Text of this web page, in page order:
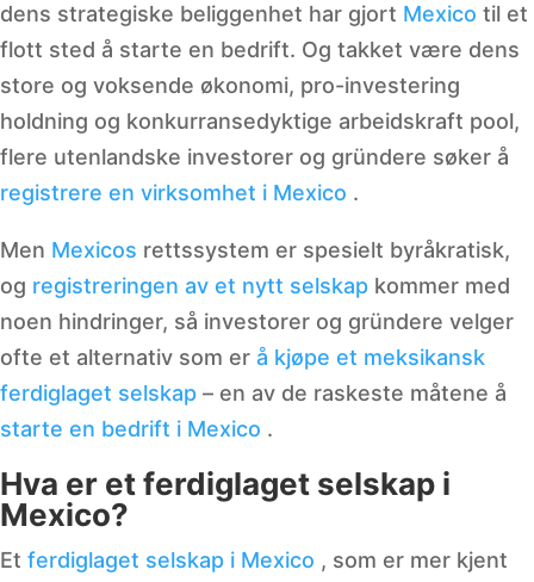
dens strategiske beliggenhet har gjort Mexico til et
flott sted å starte en bedrift. Og takket være dens
store og voksende økonomi, pro-investering
holdning og konkurransedyktige arbeidskraft pool,
flere utenlandske investorer og gründere søker å
registrere en virksomhet i Mexico .
Men Mexicos rettssystem er spesielt byråkratisk,
og registreringen av et nytt selskap kommer med
noen hindringer, så investorer og gründere velger
ofte et alternativ som er å kjøpe et meksikansk
ferdiglaget selskap – en av de raskeste måtene å
starte en bedrift i Mexico .
Hva er et ferdiglaget selskap i
Mexico?
Et ferdiglaget selskap i Mexico , som er mer kjent